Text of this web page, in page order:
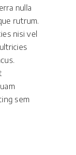
nulla
rutrum.
nisi vel
sem